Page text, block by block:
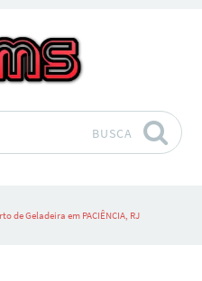
BUSCA
de Geladeira em PACIÊNCIA, RJ